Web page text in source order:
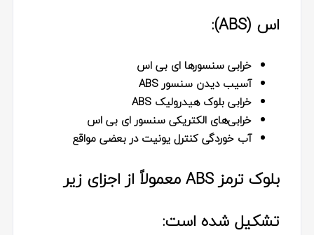
اس (ABS):
خرابی سنسورها ای بی اس
آسیب دیدن سنسور ABS
خرابی بلوک هیدرولیک ABS
خرابی‌های الکتریکی سنسور ای بی اس
آب خوردگی کنترل یونیت در بعضی مواقع
بلوک ترمز ABS معمولاً از اجزای زیر
تشکیل شده است: